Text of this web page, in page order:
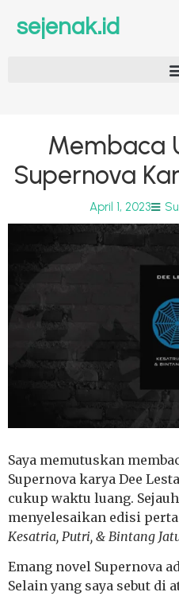
sejenak.id
Membaca
Supernova
April 1, 2023
Saya memutuskan
Supernova karya Dee
cukup waktu luang.
menyelesaikan edisi
Kesatria, Putri, & Bintang
Emang novel Supernova
Selain yang saya sebut di